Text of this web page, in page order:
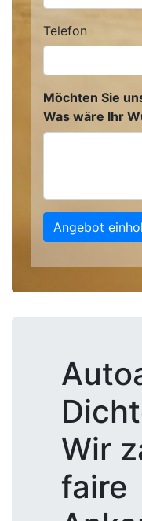
Telefon
Möchten Sie
Was wäre Ihr
Angebot
Wir
faire